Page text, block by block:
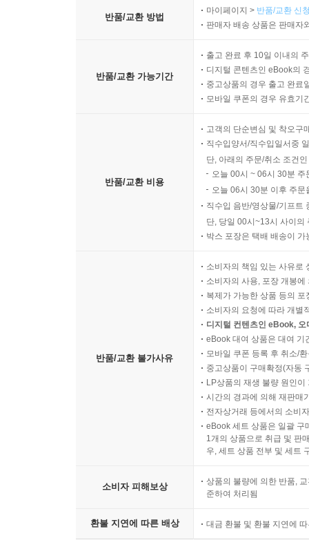
반품/교환 방법
마이페이지 > 반품/교환 신
판매자 배송 상품은 판매자
반품/교환 가능기간
출고 완료 후 10일 이내의
디지털 콘텐츠인 eBook의
중고상품의 경우 출고 완료
모바일 쿠폰의 경우 유효기
반품/교환 비용
고객의 단순변심 및 착오구
직수입양서/직수입일서중
단, 아래의 주문/취소 조건
오늘 00시 ~ 06시 30분
오늘 06시 30분 이후 주
직수입 음반/영상물/기프트
단, 당일 00시~13시 사이의
박스 포장은 택배 배송이
반품/교환 불가사유
소비자의 책임 있는 사유로
소비자의 사용, 포장 개봉
복제가 가능한 상품 등의
소비자의 요청에 따라 개별
디지털 컨텐츠인 eBook,
eBook 대여 상품은 대여 기
모바일 쿠폰 등록 후 취소/
중고상품이 구매확정(자동
LP상품의 재생 불량 원인
시간의 경과에 의해 재판매
전자상거래 등에서의 소비
eBook 세트 상품은 일괄 구
1개의 상품으로 취급 및 판
우, 세트 상품 전부 및 세트
소비자 피해보상
상품의 불량에 의한 반품,
준하여 처리됨
환불 지연에 따른 배상 대금 환불 및 환불 지연에